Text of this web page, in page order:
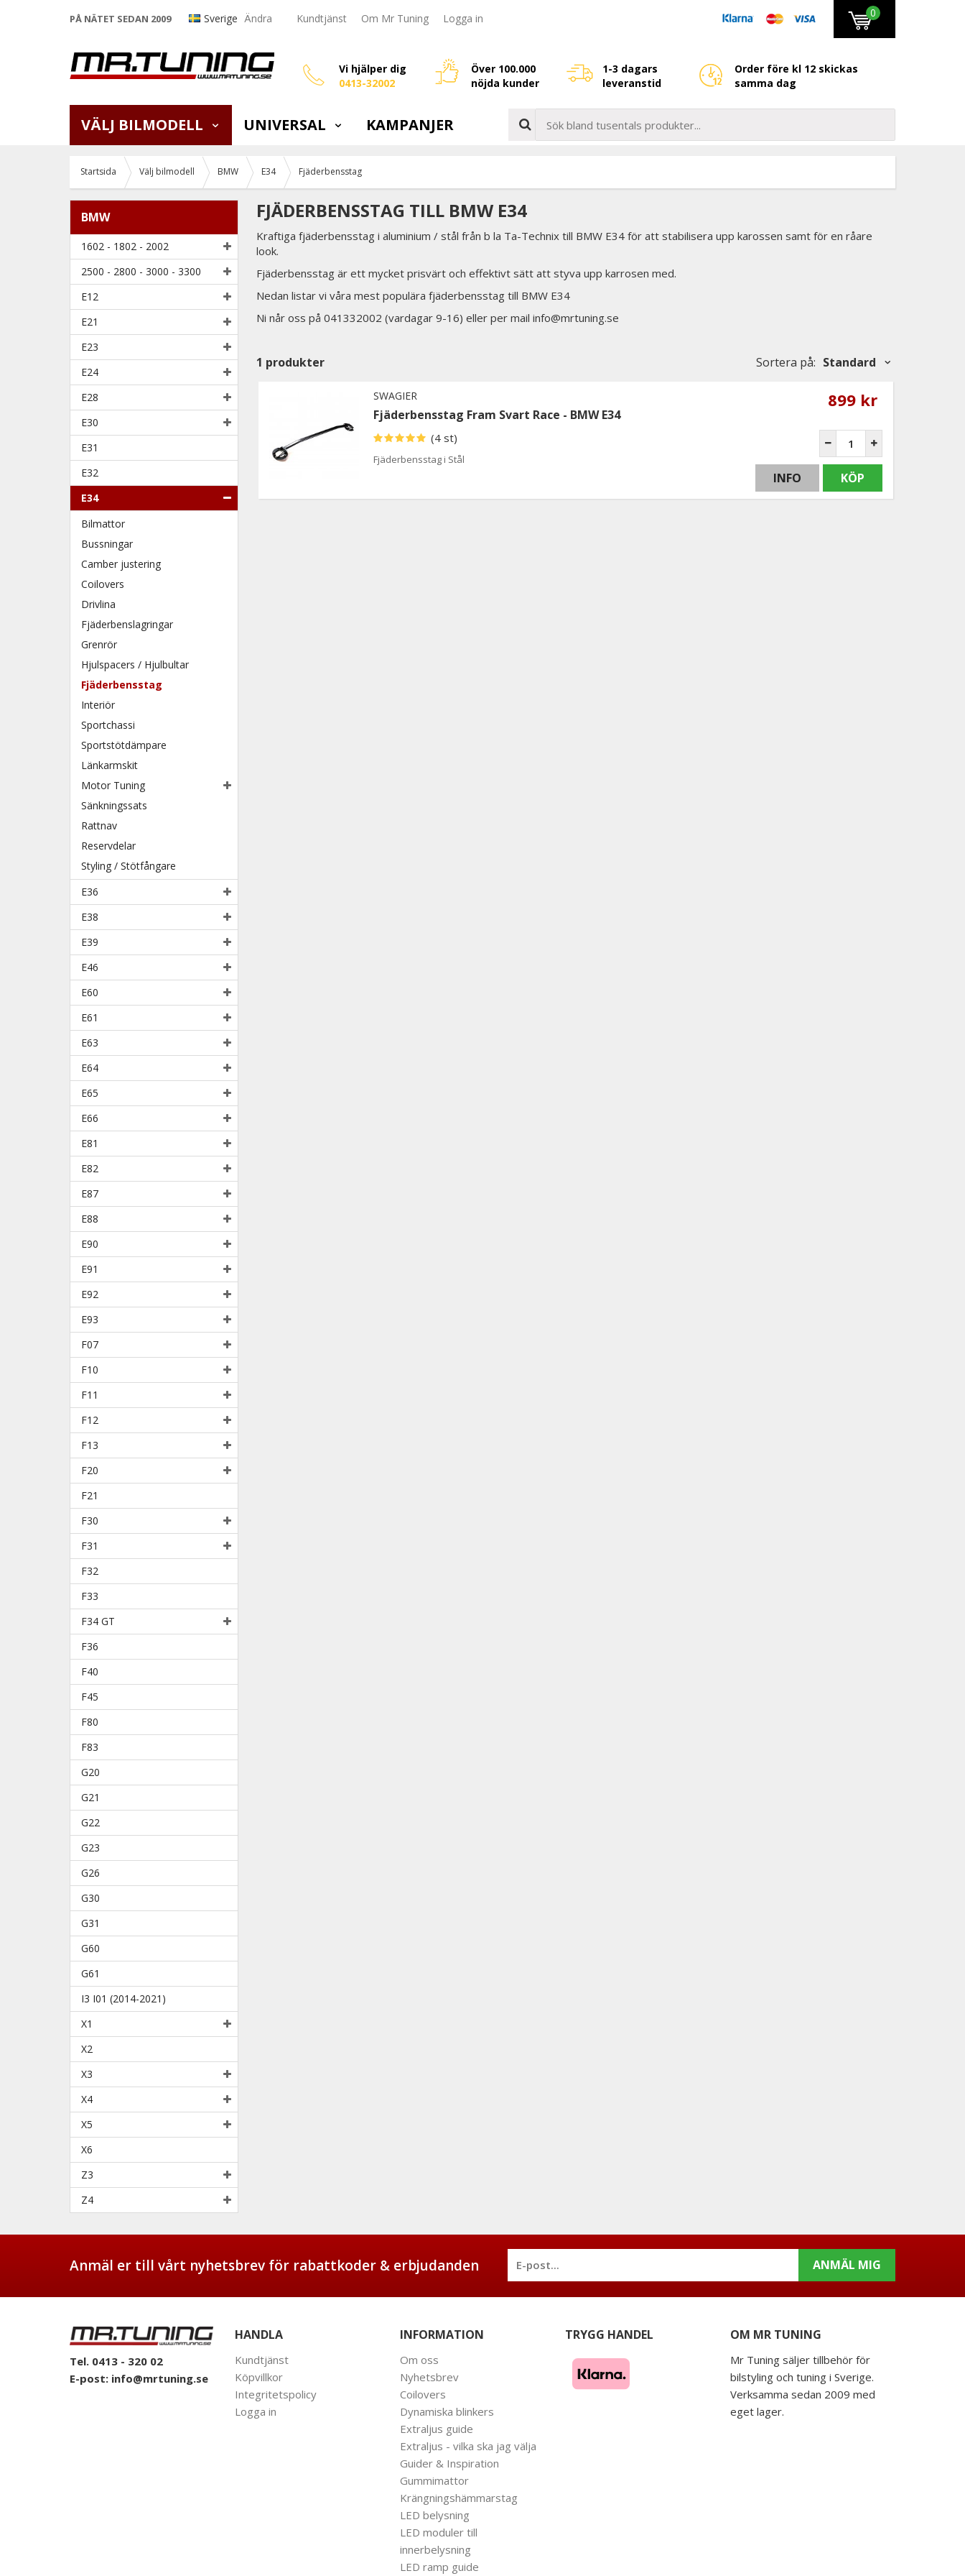
PÅ NÄTET SEDAN 2009 Sverige Ändra Kundtjänst Om Mr Tuning Logga in 0
Vi hjälper dig
0413-32002
Över 100.000
nöjda kunder
1-3 dagars
leveranstid
Order före kl 12 skickas
samma dag
VÄLJ BILMODELL UNIVERSAL KAMPANJER
Startsida Välj bilmodell BMW E34 Fjäderbensstag
BMW
1602 - 1802 - 2002
2500 - 2800 - 3000 - 3300
E12
E21
E23
E24
E28
E30
E31
E32
E34
Bilmattor
Bussningar
Camber justering
Coilovers
Drivlina
Fjäderbenslagringar
Grenrör
Hjulspacers / Hjulbultar
Fjäderbensstag
Interiör
Sportchassi
Sportstötdämpare
Länkarmskit
Motor Tuning
Sänkningssats
Rattnav
Reservdelar
Styling / Stötfångare
E36
E38
E39
E46
E60
E61
E63
E64
E65
E66
E81
E82
E87
E88
E90
E91
E92
E93
F07
F10
F11
F12
F13
F20
F21
F30
F31
F32
F33
F34 GT
F36
F40
F45
F80
F83
G20
G21
G22
G23
G26
G30
G31
G60
G61
I3 I01 (2014-2021)
X1
X2
X3
X4
X5
X6
Z3
Z4
FJÄDERBENSSTAG TILL BMW E34
Kraftiga fjäderbensstag i aluminium / stål från b la Ta-Technix till BMW E34 för att stabilisera upp karossen samt för en råare
look.
Fjäderbensstag är ett mycket prisvärt och effektivt sätt att styva upp karrosen med.
Nedan listar vi våra mest populära fjäderbensstag till BMW E34
Ni når oss på 041332002 (vardagar 9-16) eller per mail info@mrtuning.se
1 produkter Sortera på: Standard
SWAGIER
Fjäderbensstag Fram Svart Race - BMW E34
(4 st)
Fjäderbensstag i Stål
899 kr
INFO KÖP
Anmäl er till vårt nyhetsbrev för rabattkoder & erbjudanden ANMÄL MIG
Tel. 0413 - 320 02
E-post: info@mrtuning.se
HANDLA
Kundtjänst
Köpvillkor
Integritetspolicy
Logga in
INFORMATION
Om oss
Nyhetsbrev
Coilovers
Dynamiska blinkers
Extraljus guide
Extraljus - vilka ska jag välja
Guider & Inspiration
Gummimattor
Krängningshämmarstag
LED belysning
LED moduler till
innerbelysning
LED ramp guide
TRYGG HANDEL OM MR TUNING
Mr Tuning säljer tillbehör för
bilstyling och tuning i Sverige.
Verksamma sedan 2009 med
eget lager.